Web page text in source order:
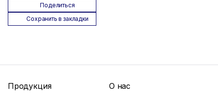
Поделиться
Сохранить в закладки
Продукция
О нас